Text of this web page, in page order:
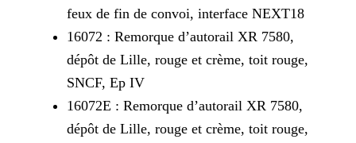
feux de fin de convoi, interface NEXT18
16072 : Remorque d’autorail XR 7580,
dépôt de Lille, rouge et crème, toit rouge,
SNCF, Ep IV
16072E : Remorque d’autorail XR 7580,
dépôt de Lille, rouge et crème, toit rouge,